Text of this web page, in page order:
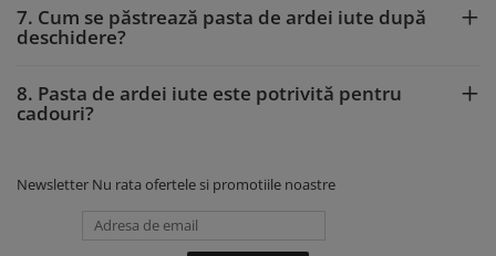
7. Cum se păstrează pasta de ardei iute după
deschidere?
8. Pasta de ardei iute este potrivită pentru
cadouri?
Newsletter Nu rata ofertele si promotiile noastre